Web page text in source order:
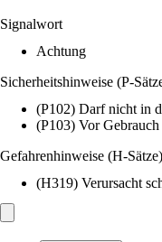
Signalwort
Achtung
Sicherheitshinweise (P-
(P102) Darf nicht in
(P103) Vor
Gefahrenhinweise (H-Sätze)
(H319) Verursacht